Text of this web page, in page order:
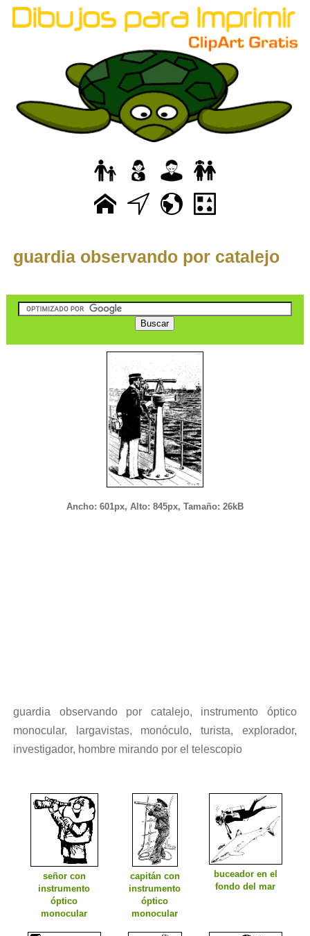
guardia observando por catalejo
Ancho: 601px, Alto: 845px, Tamaño: 26kB
guardia observando por catalejo, instrumento óptico
monocular, largavistas, monóculo, turista, explorador,
investigador, hombre mirando por el telescopio
señor con
instrumento
óptico
monocular
capitán con
instrumento
óptico
monocular
buceador en el
fondo del mar